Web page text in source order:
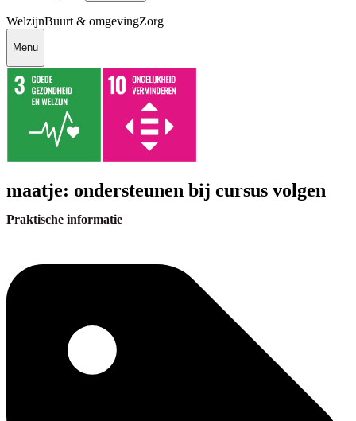
WelzijnBuurt & omgevingZorg
Menu
maatje: ondersteunen bij cursus volgen
Praktische informatie